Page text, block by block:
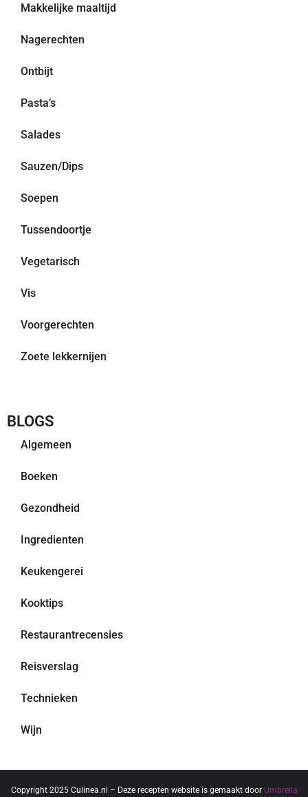
Makkelijke maaltijd
Nagerechten
Ontbijt
Pasta’s
Salades
Sauzen/Dips
Soepen
Tussendoortje
Vegetarisch
Vis
Voorgerechten
Zoete lekkernijen
BLOGS
Algemeen
Boeken
Gezondheid
Ingredienten
Keukengerei
Kooktips
Restaurantrecensies
Reisverslag
Technieken
Wijn
Copyright 2025 Culinea.nl – Deze recepten website is gemaakt door Umbrella